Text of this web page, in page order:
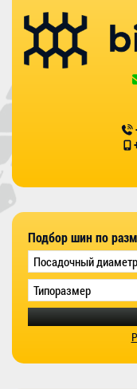
Подбор шин по